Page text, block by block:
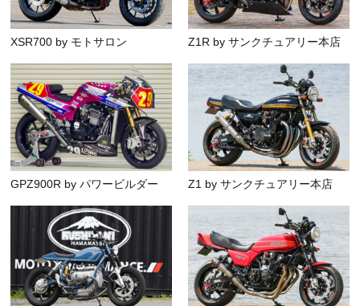
XSR700 by モトサロン Z1R by サンクチュアリー本店
GPZ900R by パワービルダー Z1 by サンクチュアリー本店